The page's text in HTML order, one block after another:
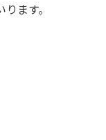
ます。
やシーンに合わ
さと美しいシ
えています。